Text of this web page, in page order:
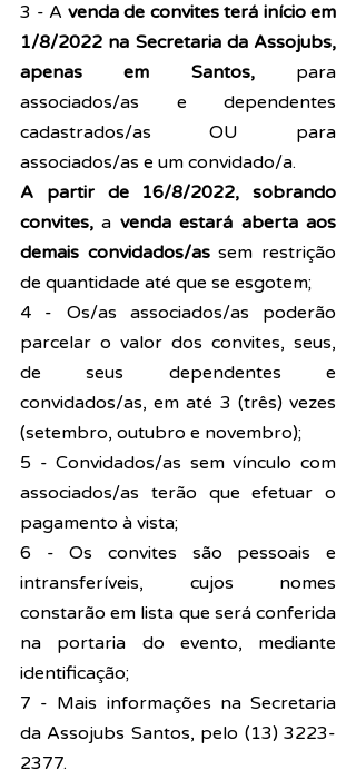
3 - A venda de convites terá início em
1/8/2022 na Secretaria da Assojubs,
apenas em Santos, para
associados/as e dependentes
cadastrados/as OU para
associados/as e um convidado/a.
A partir de 16/8/2022, sobrando
convites, a venda estará aberta aos
demais convidados/as sem restrição
de quantidade até que se esgotem;
4 - Os/as associados/as poderão
parcelar o valor dos convites, seus,
de seus dependentes e
convidados/as, em até 3 (três) vezes
(setembro, outubro e novembro);
5 - Convidados/as sem vínculo com
associados/as terão que efetuar o
pagamento à vista;
6 - Os convites são pessoais e
intransferíveis, cujos nomes
constarão em lista que será conferida
na portaria do evento, mediante
identificação;
7 - Mais informações na Secretaria
da Assojubs Santos, pelo (13) 3223-
2377.